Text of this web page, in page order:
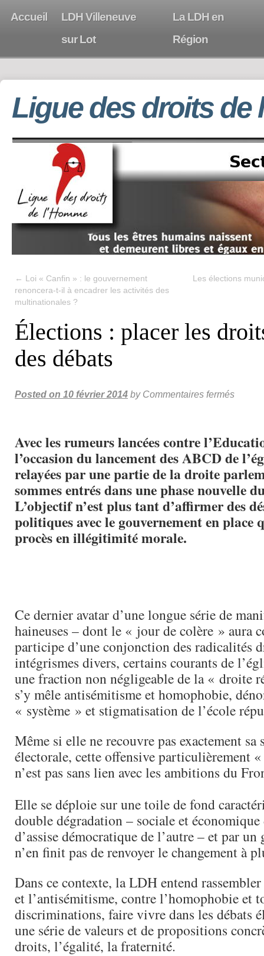
Accueil
LDH Villeneuve
sur Lot
La LDH en
Région
Ligue des droits de
← Loi « Canfin » : le gouvernement
renoncera-t-il à encadrer les activités des
multinationales ?
Les élections
Élections : placer les
des débats
Posted on 10 février 2014 by Commentaires fermés
Avec les rumeurs lancées contre
l’occasion du lancement des ABCD de
relayées par une partie de la droite
sommes entrés dans une phase nouvelle
L’objectif n’est plus tant d’affirmer des
politiques avec le gouvernement en place
procès en illégitimité morale.
Ce dernier avatar d’une longue série de
haineuses – dont le « jour de colère » aura
participe d’une conjonction des radicalités
intégrismes divers, certains courants de
une fraction non négligeable de la « droite
s’y mêle antisémitisme et homophobie,
« système » et stigmatisation de l’école
Même si elle ne recouvre pas exactement sa
électorale, cette offensive particulièrement
n’est pas sans lien avec les ambitions du
Elle se déploie sur une toile de fond
double dégradation – sociale et économique
d’assise démocratique de l’autre – et par
n’en finit pas de renvoyer le changement à
Dans ce contexte, la LDH entend
et l’antisémitisme, contre l’homophobie et
discriminations, faire vivre dans les débats
une série de valeurs et de propositions
droits, l’égalité, la fraternité.